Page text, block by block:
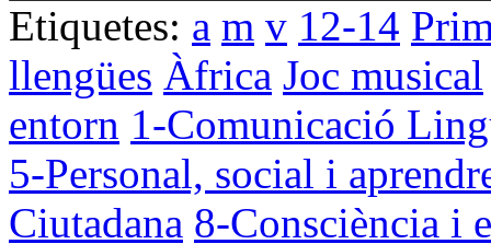
Etiquetes: a m v 12-14
llengües Àfrica Joc musical
entorn 1-Comunicació
5-Personal, social i
Ciutadana 8-Consciència i